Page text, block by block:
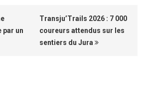
par un
Transju’Trails 2026 : 7 000
coureurs attendus sur les
sentiers du Jura